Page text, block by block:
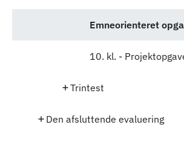
Emneorienteret
10. kl. -
Trintest
Den afsluttende evaluering